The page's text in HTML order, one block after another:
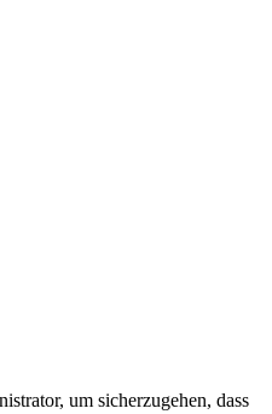
um sicherzugehen, dass